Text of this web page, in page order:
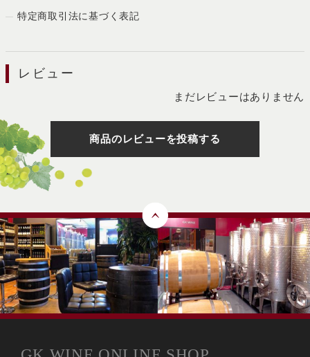
特定商取引法に基づく表記
レビュー
まだレビューはありません
商品のレビューを投稿する